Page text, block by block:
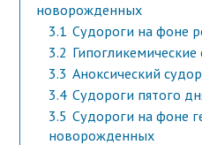
новорожденных
3.1 Судороги на фоне
3.2 Гипогликемические
3.3 Аноксический
3.4 Судороги пятого
3.5 Судороги на фоне
новорожденных